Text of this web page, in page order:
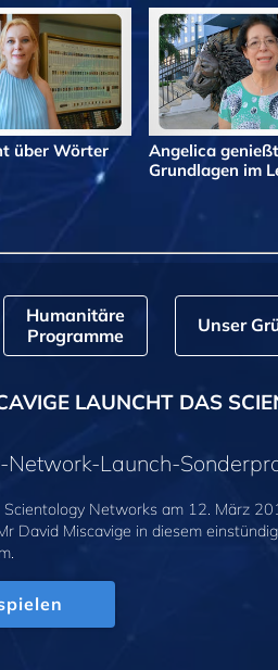
über Wörter
Angelica
Grundlagen im
Humanitäre
Programme
Unser
LAUNCHT DAS
Network-Launch-
Scientology Networks am 12. März
David Miscavige in diesem